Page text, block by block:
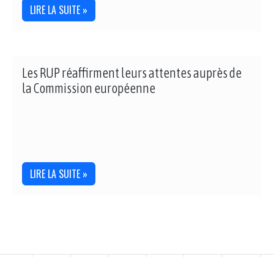
LIRE LA SUITE »
Les RUP réaffirment leurs attentes auprès de
la Commission européenne
LIRE LA SUITE »